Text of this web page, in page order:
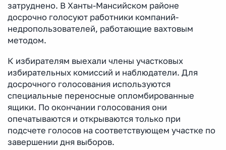
затруднено. В Ханты-Мансийском районе
досрочно голосуют работники компаний-
недропользователей, работающие вахтовым
методом.
К избирателям выехали члены участковых
избирательных комиссий и наблюдатели. Для
досрочного голосования используются
специальные переносные опломбированные
ящики. По окончании голосования они
опечатываются и открываются только при
подсчете голосов на соответствующем участке по
завершении дня выборов.